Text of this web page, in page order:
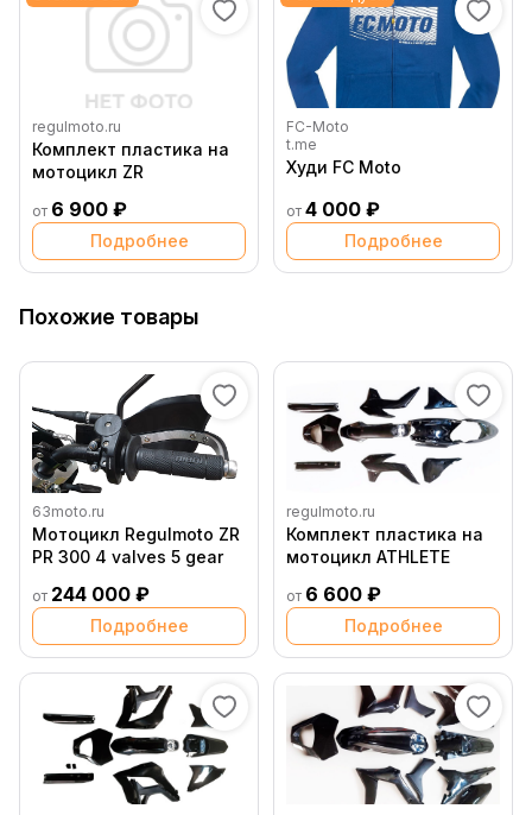
regulmoto.ru
Комплект пластика на
мотоцикл ZR
от 6 900 ₽
Подробнее
FC-Moto
t.me
Худи FC Moto
от 4 000 ₽
Подробнее
Похожие товары
63moto.ru
Мотоцикл Regulmoto ZR
PR 300 4 valves 5 gear
от 244 000 ₽
Подробнее
regulmoto.ru
Комплект пластика на
мотоцикл ATHLETE
от 6 600 ₽
Подробнее